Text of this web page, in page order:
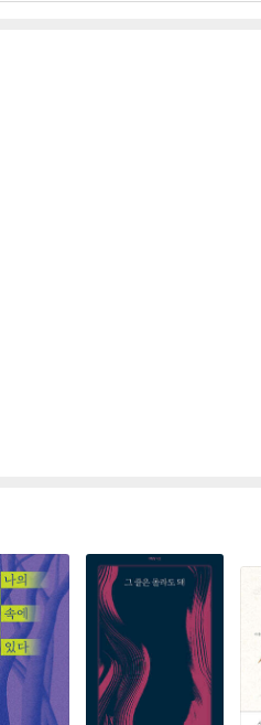
』, 『Woman on the Terrace』,
, 『하늘보다 먼곳에 매인 그네』, 『별이
『다산의 처녀』, 『카르마의 바다』, 『응